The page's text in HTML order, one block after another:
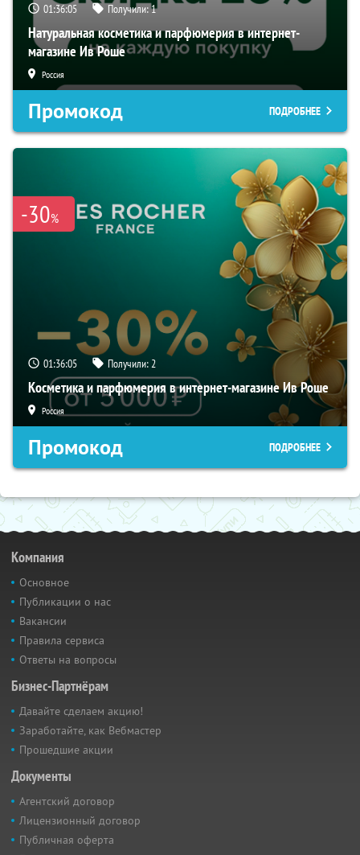
01:36:04 Получили:1
Натуральная косметика и парфюмерия в интернет-
магазине Ив Роше
Россия
Промокод ПОДРОБНЕЕ
-30%
01:36:04 Получили:2
Косметика и парфюмерия в интернет-магазине Ив Роше
Россия
Промокод ПОДРОБНЕЕ
Компания
Основное
Публикации о нас
Вакансии
Правила сервиса
Ответы на вопросы
Бизнес-Партнёрам
Давайте сделаем акцию!
Заработайте, как Вебмастер
Прошедшие акции
Документы
Агентский договор
Лицензионный договор
Публичная оферта